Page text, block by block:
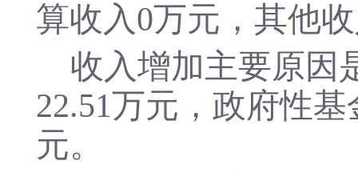
算收入0万元，其他
收入增加主要原因
22.51万元， 政府性基
元。